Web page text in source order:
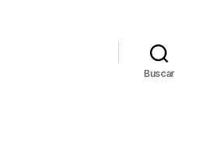
Buscar